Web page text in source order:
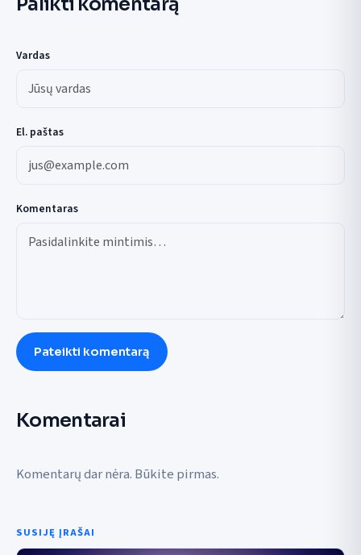
Vardas
El. paštas
Komentaras
Pateikti komentarą
Komentarai
Komentarų dar nėra. Būkite pirmas.
SUSIJĘ ĮRAŠAI